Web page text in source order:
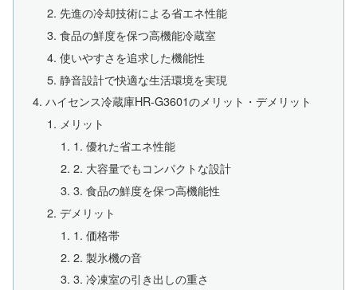
先進の冷却技術による省エネ性能
食品の鮮度を保つ高機能冷蔵室
使いやすさを追求した機能性
静音設計で快適な生活環境を実現
ハイセンス冷蔵庫HR-G3601のメリット・デメリット
メリット
1. 優れた省エネ性能
2. 大容量でもコンパクトな設計
3. 食品の鮮度を保つ高機能性
デメリット
1. 価格帯
2. 製氷機の音
3. 冷凍室の引き出しの重さ